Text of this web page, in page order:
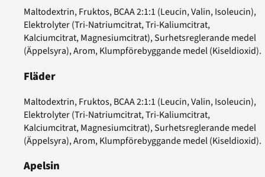
Maltodextrin, Fruktos, BCAA 2:1:1 (Leucin, Valin, Isoleucin),
Elektrolyter (Tri-Natriumcitrat, Tri-Kaliumcitrat,
Kalciumcitrat, Magnesiumcitrat), Surhetsreglerande medel
(Äppelsyra), Arom, Klumpförebyggande medel (Kiseldioxid).
Fläder
Maltodextrin, Fruktos, BCAA 2:1:1 (Leucin, Valin, Isoleucin),
Elektrolyter (Tri-Natriumcitrat, Tri-Kaliumcitrat,
Kalciumcitrat, Magnesiumcitrat), Surhetsreglerande medel
(Äppelsyra), Arom, Klumpförebyggande medel (Kiseldioxid).
Apelsin